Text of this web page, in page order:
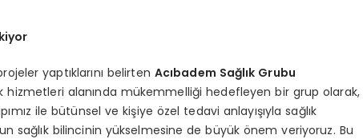
yaptıklarını belirten Acıbadem Sağlık Grubu
hizmetleri alanında mükemmelliği hedefleyen bir grup olarak,
ile bütünsel ve kişiye özel tedavi anlayışıyla sağlık
sağlık bilincinin yükselmesine de büyük önem veriyoruz. Bu